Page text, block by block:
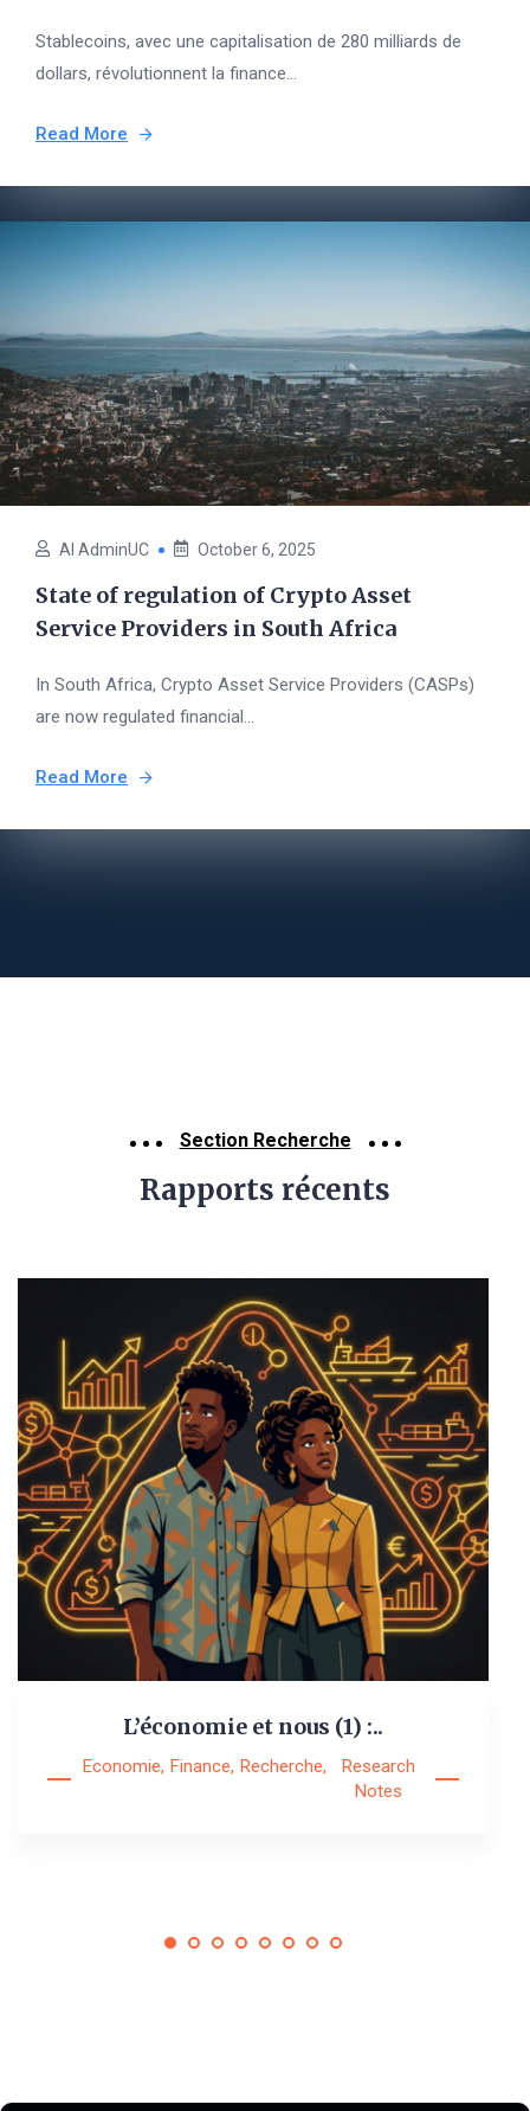
Stablecoins, avec une capitalisation de 280 milliards de
dollars, révolutionnent la finance...
Read More
AI AdminUC October 6, 2025
State of regulation of Crypto Asset
Service Providers in South Africa
In South Africa, Crypto Asset Service Providers (CASPs)
are now regulated financial...
Read More
Section Recherche
Rapports récents
L’économie et nous (1) :..
Economie, Finance, Recherche,
Research
Notes